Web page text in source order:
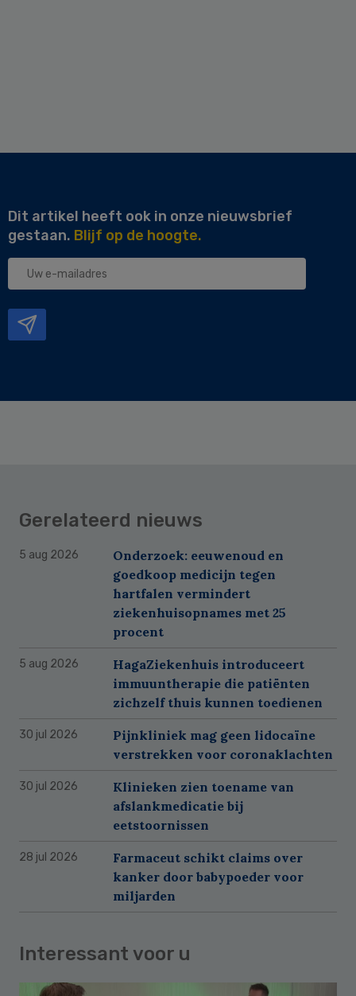
Dit artikel heeft ook in onze nieuwsbrief
gestaan. Blijf op de hoogte.
Uw
Gerelateerd nieuws
5 aug 2026
Onderzoek: eeuwenoud en
goedkoop medicijn tegen
hartfalen vermindert
ziekenhuisopnames met 25
procent
5 aug 2026
HagaZiekenhuis introduceert
immuuntherapie die patiënten
zichzelf thuis kunnen toedienen
30 jul 2026
Pijnkliniek mag geen lidocaïne
verstrekken voor coronaklachten
30 jul 2026
Klinieken zien toename van
afslankmedicatie bij
eetstoornissen
28 jul 2026
Farmaceut schikt claims over
kanker door babypoeder voor
miljarden
Interessant voor u